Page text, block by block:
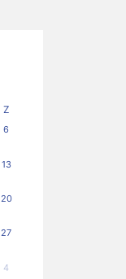
Z
6
13
20
27
4